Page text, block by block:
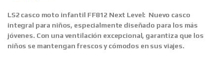
LS2 casco moto infantil FF812 Next Level: Nuevo casco
integral para niños, especialmente diseñado para los más
jóvenes. Con una ventilación excepcional, garantiza que los
niños se mantengan frescos y cómodos en sus viajes.